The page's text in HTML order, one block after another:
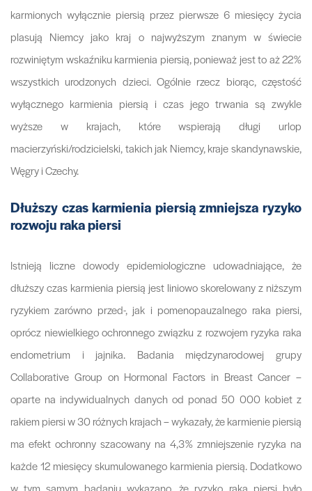
karmionych wyłącznie piersią przez pierwsze 6 miesięcy życia
plasują Niemcy jako kraj o najwyższym znanym w świecie
rozwiniętym wskaźniku karmienia piersią, ponieważ jest to aż 22%
wszystkich urodzonych dzieci. Ogólnie rzecz biorąc, częstość
wyłącznego karmienia piersią i czas jego trwania są zwykle
wyższe w krajach, które wspierają długi urlop
macierzyński/rodzicielski, takich jak Niemcy, kraje skandynawskie,
Węgry i Czechy.
Dłuższy czas karmienia piersią zmniejsza ryzyko
rozwoju raka piersi
Istnieją liczne dowody epidemiologiczne udowadniające, że
dłuższy czas karmienia piersią jest liniowo skorelowany z niższym
ryzykiem zarówno przed-, jak i pomenopauzalnego raka piersi,
oprócz niewielkiego ochronnego związku z rozwojem ryzyka raka
endometrium i jajnika. Badania międzynarodowej grupy
Collaborative Group on Hormonal Factors in Breast Cancer –
oparte na indywidualnych danych od ponad 50 000 kobiet z
rakiem piersi w 30 różnych krajach – wykazały, że karmienie piersią
ma efekt ochronny szacowany na 4,3% zmniejszenie ryzyka na
każde 12 miesięcy skumulowanego karmienia piersią. Dodatkowo